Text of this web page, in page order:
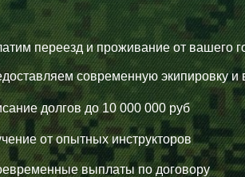
переезд и проживание от вашего
современную экипировку и
долгов до 10 000 000 руб
от опытных инструкторов
выплаты по договору